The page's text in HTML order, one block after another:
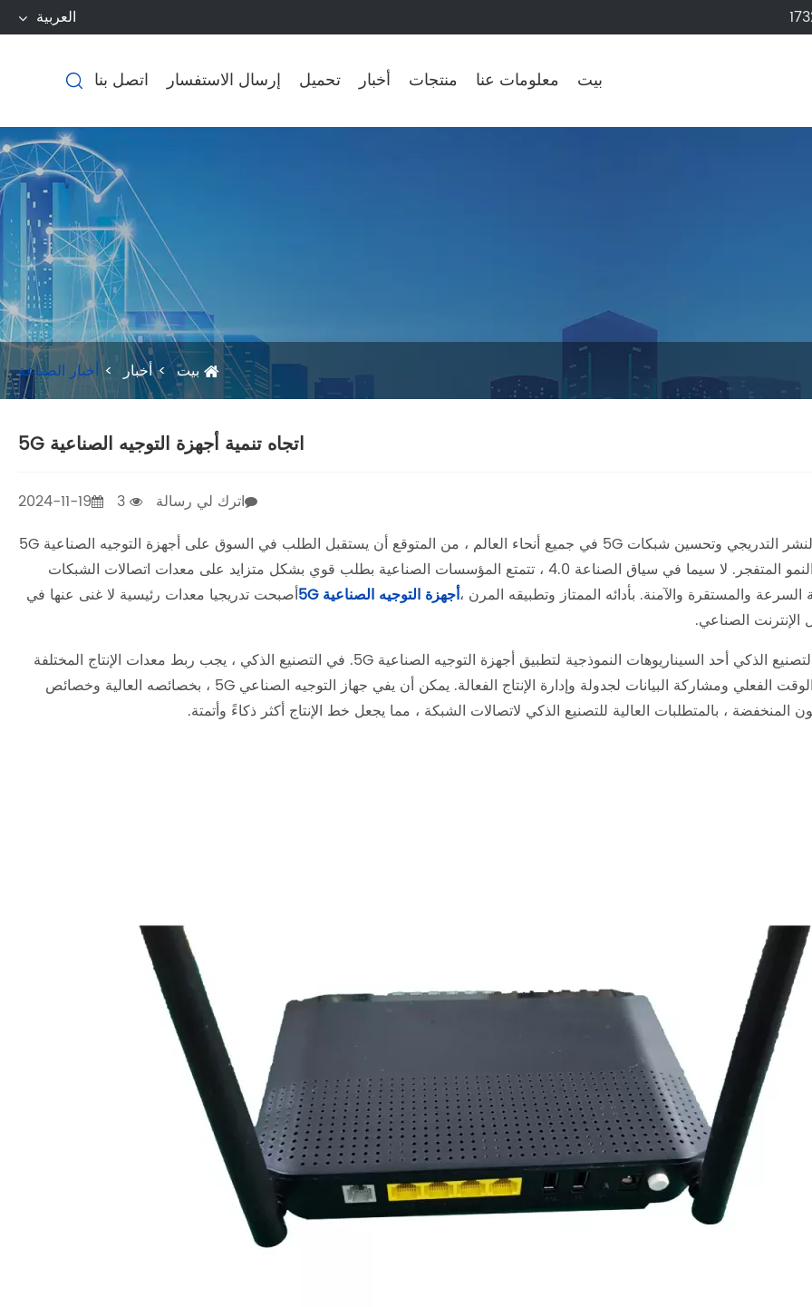
العربية
بيت معلومات عنا منتجات أخبار تحميل إرسال الاستفسار اتصل بنا 
بيت أخبار أخبار الصناعة
اتجاه تنمية أجهزة التوجيه الصناعية 5G
2024-11-19
اترك لي رسالة
مع النشر التدريجي وتحسين شبكات 5G في جميع أنحاء العالم ، من المتوقع أن يستقبل الطلب في السوق على أجهزة التوجيه الصناعية 5G
في النمو المتفجر. لا سيما في سياق الصناعة 4.0 ، تتمتع المؤسسات الصناعية بطلب قوي بشكل متزايد على معدات اتصالات الشبكات
السرعة والمستقرة والآمنة. بأدائه الممتاز وتطبيقه المرن ،أجهزة التوجيه الصناعية 5G
أصبحت تدريجيا معدات رئيسية لا غنى عنها في
الإنترنت الصناعي.
يعد التصنيع الذكي أحد السيناريوهات النموذجية لتطبيق أجهزة التوجيه الصناعية 5G. في التصنيع الذكي ، يجب ربط معدات الإنتاج المختلفة
في الوقت الفعلي ومشاركة البيانات لجدولة وإدارة الإنتاج الفعالة. يمكن أن يفي جهاز التوجيه الصناعي 5G ، بخصائصه العالية وخصائص
المنخفضة ، بالمتطلبات العالية للتصنيع الذكي لاتصالات الشبكة ، مما يجعل خط الإنتاج أكثر ذكاءً وأتمتة.